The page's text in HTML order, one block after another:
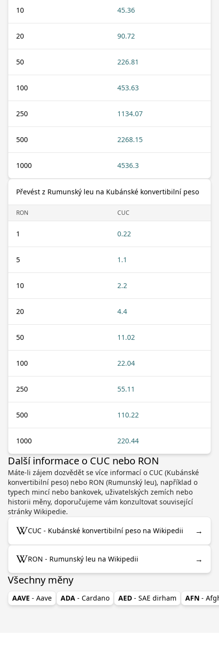
10 45.36
20 90.72
50 226.81
100 453.63
250 1134.07
500 2268.15
1000 4536.3
Převést z Rumunský leu na Kubánské konvertibilní peso
RON CUC
1 0.22
5 1.1
10 2.2
20 4.4
50 11.02
100 22.04
250 55.11
500 110.22
1000 220.44
Další informace o CUC nebo RON
Máte-li zájem dozvědět se více informací o CUC (Kubánské
konvertibilní peso) nebo RON (Rumunský leu), například o
typech mincí nebo bankovek, uživatelských zemích nebo
historii měny, doporučujeme vám konzultovat související
stránky Wikipedie.
CUC - Kubánské konvertibilní peso na Wikipedii →
RON - Rumunský leu na Wikipedii →
Všechny měny
AAVE - Aave ADA - Cardano AED - SAE dirham AFN -